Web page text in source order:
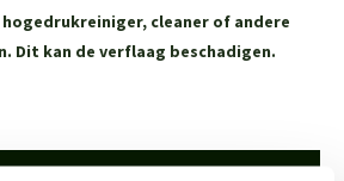
cleaner of andere
Dit kan de verflaag beschadigen.